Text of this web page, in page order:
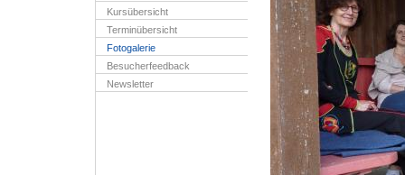
Kursübersicht
Terminübersicht
Fotogalerie
Besucherfeedback
Newsletter